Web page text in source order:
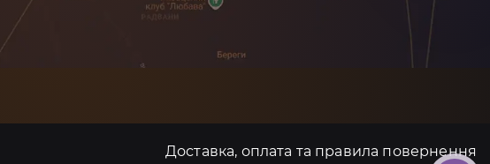
Доставка, оплата та правила повернення